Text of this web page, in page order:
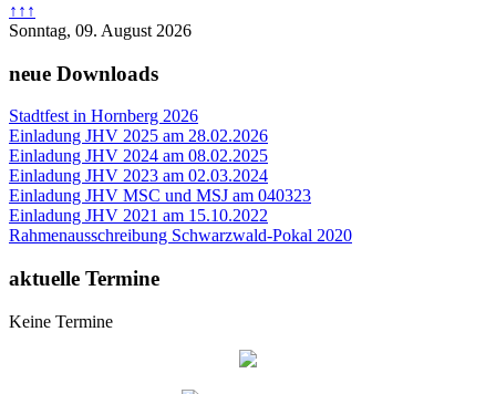
↑↑↑
Sonntag, 09. August 2026
neue Downloads
Stadtfest in Hornberg 2026
Einladung JHV 2025 am 28.02.2026
Einladung JHV 2024 am 08.02.2025
Einladung JHV 2023 am 02.03.2024
Einladung JHV MSC und MSJ am 040323
Einladung JHV 2021 am 15.10.2022
Rahmenausschreibung Schwarzwald-Pokal 2020
aktuelle Termine
Keine Termine